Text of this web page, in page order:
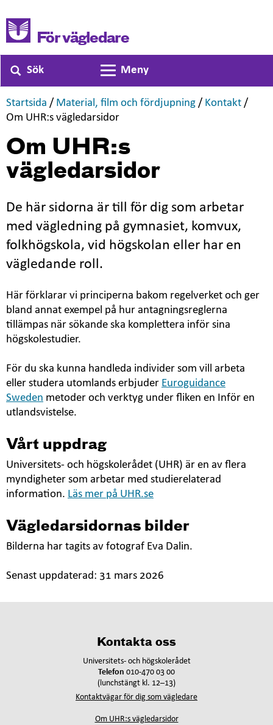
För vägledare
Sök
Växla navigering
Meny
Startsida ,
/ Material, film och fördjupning ,
/ Kontakt ,
/
Om UHR:s vägledarsidor,
Om UHR:s
vägledarsidor
De här sidorna är till för dig som arbetar
med vägledning på gymnasiet, komvux,
folkhögskola, vid högskolan eller har en
vägledande roll.
Här förklarar vi principerna bakom regelverket och ger
bland annat exempel på hur antagningsreglerna
tillämpas när sökande ska komplettera inför sina
högskolestudier.
För du ska kunna handleda individer som vill arbeta
eller studera utomlands erbjuder Euroguidance
Sweden metoder och verktyg under fliken en Inför en
utlandsvistelse.
Vårt uppdrag
Universitets- och högskolerådet (UHR) är en av flera
myndigheter som arbetar med studierelaterad
information. Läs mer på UHR.se
Vägledarsidornas bilder
Bilderna har tagits av fotograf Eva Dalin.
Senast uppdaterad: 31 mars 2026
Kontakta oss
Universitets- och högskolerådet
Telefon 010-470 03 00
(lunchstängt kl. 12–13)
Kontaktvägar för dig som vägledare
Om UHR:s vägledarsidor